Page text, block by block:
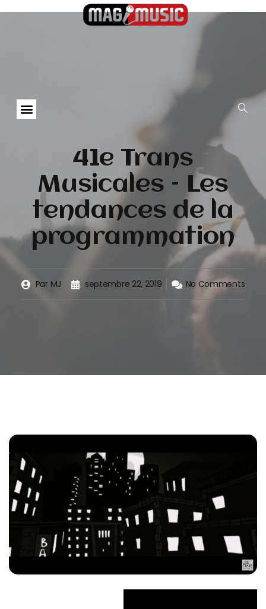
41e Trans
Musicales – Les
tendances de la
programmation
ParMJ septembre 22, 2019 No Comments